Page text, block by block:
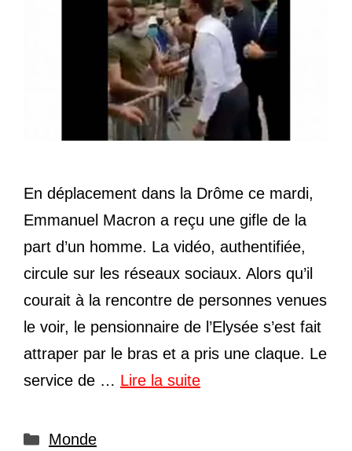
En déplacement dans la Drôme ce mardi,
Emmanuel Macron a reçu une gifle de la
part d’un homme. La vidéo, authentifiée,
circule sur les réseaux sociaux. Alors qu’il
courait à la rencontre de personnes venues
le voir, le pensionnaire de l’Elysée s’est fait
attraper par le bras et a pris une claque. Le
service de … Lire la suite
Catégories
Monde